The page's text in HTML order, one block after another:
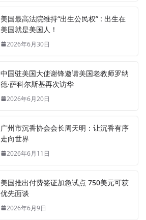
美国最高法院维持“出生公民权” : 出生在
美国就是美国人！
2026年6月30日
中国驻美国大使谢锋邀请美国老教师罗纳
德·萨科尔斯基再次访华
2026年6月20日
广州市沉香协会会长周天明：让沉香有序
走向世界
2026年6月11日
美国推出付费签证加急试点 750美元可获
优先面谈
2026年6月9日